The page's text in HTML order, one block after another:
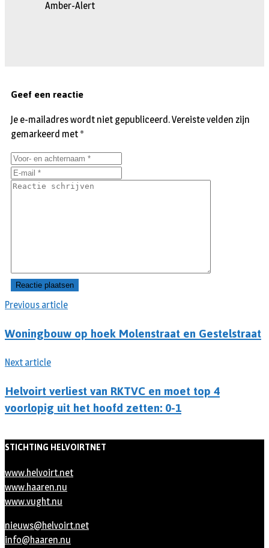
Amber-Alert
Previous article
Woningbouw op hoek Molenstraat en Gestelstraat
Next article
Helvoirt verliest van RKTVC en moet top 4
voorlopig uit het hoofd zetten: 0-1
Geef een reactie
Je e-mailadres wordt niet gepubliceerd.Vereiste velden zijn
gemarkeerd met *
STICHTING HELVOIRTNET
www.helvoirt.net
www.haaren.nu
www.vught.nu
nieuws@helvoirt.net
info@haaren.nu